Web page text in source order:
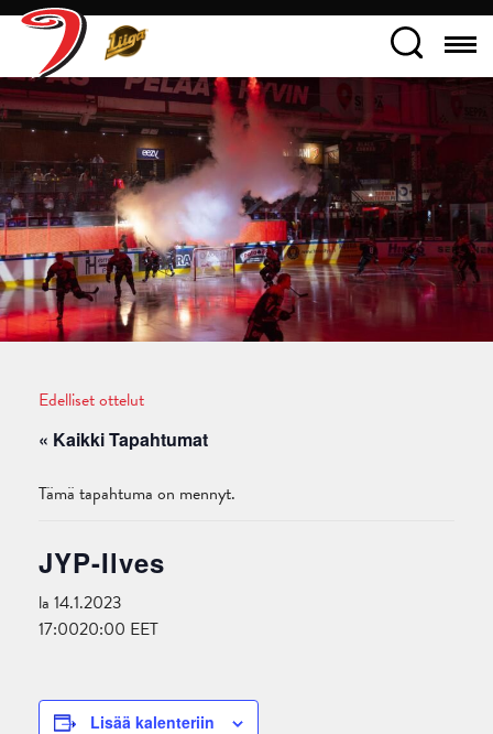
Edelliset ottelut
« Kaikki Tapahtumat
Tämä tapahtuma on mennyt.
JYP-Ilves
la 14.1.2023
17:0020:00 EET
Lisää kalenteriin